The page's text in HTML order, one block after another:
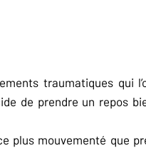
traumatiques qui
de prendre un repos
plus mouvementé que